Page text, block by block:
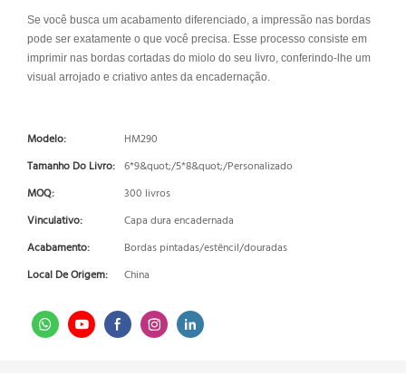
Se você busca um acabamento diferenciado, a impressão nas bordas
pode ser exatamente o que você precisa. Esse processo consiste em
imprimir nas bordas cortadas do miolo do seu livro, conferindo-lhe um
visual arrojado e criativo antes da encadernação.
Modelo:
HM290
Tamanho Do Livro: 6*9&quot;/5*8&quot;/Personalizado
MOQ:
300 livros
Vinculativo:
Capa dura encadernada
Acabamento:
Bordas pintadas/estêncil/douradas
Local De Origem:
China